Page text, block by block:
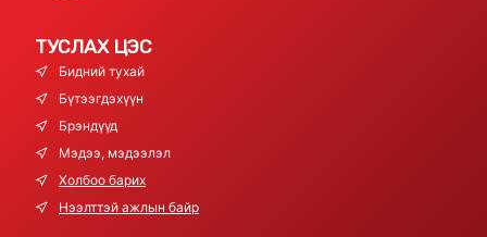
ТУСЛАХ ЦЭС
Бидний тухай
Бүтээгдэхүүн
Брэндүүд
Мэдээ, мэдээлэл
Холбоо барих
Нээлттэй ажлын байр